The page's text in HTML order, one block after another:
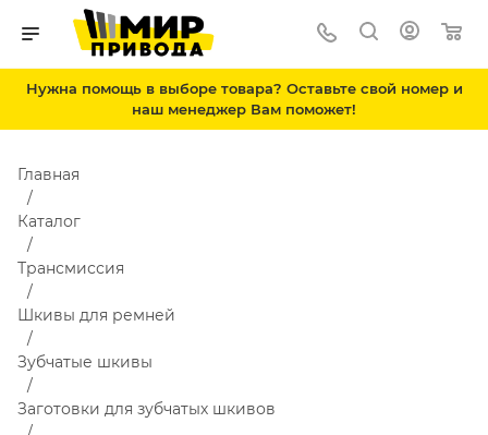
Нужна помощь в выборе товара? Оставьте свой номер и
наш менеджер Вам поможет!
Главная
Каталог
Трансмиссия
Шкивы для ремней
Зубчатые шкивы
Заготовки для зубчатых шкивов